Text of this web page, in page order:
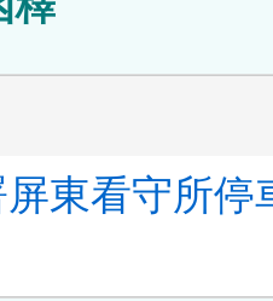
東看守所停